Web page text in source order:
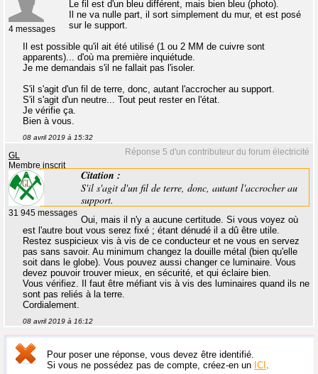
4 messages
Le fil est d'un bleu différent, mais bien bleu (photo).
Il ne va nulle part, il sort simplement du mur, et est posé
sur le support.
Il est possible qu'il ait été utilisé (1 ou 2 MM de cuivre sont
apparents)... d'où ma première inquiétude.
Je me demandais s'il ne fallait pas l'isoler.
S'il s'agit d'un fil de terre, donc, autant l'accrocher au support.
S'il s'agit d'un neutre... Tout peut rester en l'état.
Je vérifie ça.
Bien à vous.
08 avril 2019 à 15:32
Réponse 5 d'un contributeur du forum électricité
GL
Membre inscrit
31 945 messages
Citation :
S'il s'agit d'un fil de terre, donc, autant l'accrocher au
support.
Oui, mais il n'y a aucune certitude. Si vous voyez où
est l'autre bout vous serez fixé ; étant dénudé il a dû être utile.
Restez suspicieux vis à vis de ce conducteur et ne vous en servez
pas sans savoir. Au minimum changez la douille métal (bien qu'elle
soit dans le globe). Vous pouvez aussi changer ce luminaire. Vous
devez pouvoir trouver mieux, en sécurité, et qui éclaire bien.
Vous vérifiez. Il faut être méfiant vis à vis des luminaires quand ils ne
sont pas reliés à la terre.
Cordialement.
08 avril 2019 à 16:12
Pour poser une réponse, vous devez être identifié.
Si vous ne possédez pas de compte, créez-en un ICI